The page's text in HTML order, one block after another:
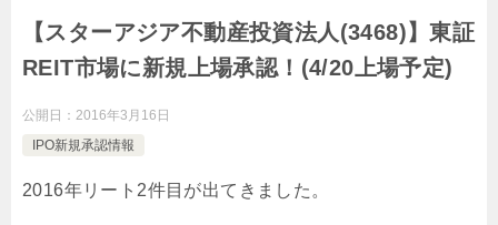
【スターアジア不動産投資法人(3468)】東証
REIT市場に新規上場承認！(4/20上場予定)
公開日： 2016年3月16日
IPO新規承認情報
2016年リート2件目が出てきました。